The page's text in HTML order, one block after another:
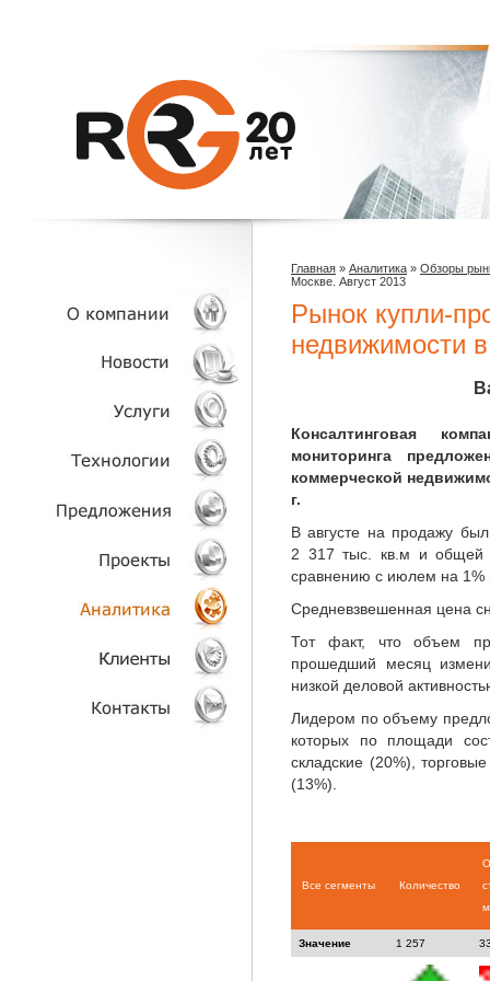
О КОМПАНИИ
НОВОСТИ
УСЛУГИ
ТЕХНОЛОГИИ
ОБЪЕКТЫ
ПРОЕКТЫ
АНАЛИТИКА
КЛИЕНТЫ
Главная » Аналитика » Обзоры
Москве. Август 2013
Рынок купли-
недвижимости
Консалтинговая
мониторинга
коммерческой
г.
В августе на продажу
2 317 тыс. кв.м и общей
сравнению с июлем на 1%
Средневзвешенная цена
Тот факт, что объем
прошедший месяц
низкой деловой
Лидером по объему
которых по площади
складские (20%),
(13%).
Все сегменты Количество
Значение 1 257